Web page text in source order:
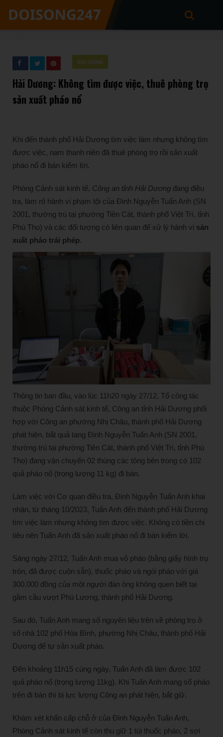
ĐỜI SỐNG
Hải Dương: Không tìm được việc, thuê phòng trọ
sản xuất pháo nổ
Khi đến thành phố Hải Dương tìm việc làm nhưng không tìm
được việc, nam thanh niên đã thuê phòng trọ rồi sản xuất
pháo nổ đi bán kiếm lời.
Phòng Cảnh sát kinh tế, Công an tỉnh Hải Dương đang điều
tra, làm rõ hành vi phạm tội của Đinh Nguyễn Tuấn Anh (SN
2001, thường trú tại phường Tiên Cát, thành phố Việt Trì, tỉnh
Phú Thọ) và các đối tượng có liên quan để xử lý hành vi sản
xuất pháo trái phép.
Thông tin ban đầu, vào lúc 11h20 ngày 27/12, Tổ công tác
thuộc Phòng Cảnh sát kinh tế, Công an tỉnh Hải Dương phối
hợp với Công an phường Nhị Châu, thành phố Hải Dương
phát hiện, bắt quả tang Đinh Nguyễn Tuấn Anh (SN 2001,
thường trú tại phường Tiên Cát, thành phố Việt Trì, tỉnh Phú
Thọ) đang vận chuyển 02 thùng các tông bên trong có 102
quả pháo nổ (trọng lượng 11 kg) đi bán.
Làm việc với Cơ quan điều tra, Đinh Nguyễn Tuấn Anh khai
nhận, từ tháng 10/2023, Tuấn Anh đến thành phố Hải Dương
tìm việc làm nhưng không tìm được việc. Không có tiền chi
tiêu nên Tuấn Anh đã sản xuất pháo nổ đi bán kiếm lời.
Sáng ngày 27/12, Tuấn Anh mua vỏ pháo (bằng giấy hình trụ
tròn, đã được cuộn sẵn), thuốc pháo và ngòi pháo với giá
300.000 đồng của một người đàn ông không quen biết tại
gầm cầu vượt Phú Lương, thành phố Hải Dương.
Sau đó, Tuấn Anh mang số nguyên liệu trên về phòng trọ ở
số nhà 102 phố Hòa Bình, phường Nhị Châu, thành phố Hải
Dương để tự sản xuất pháo.
Đến khoảng 11h15 cùng ngày, Tuấn Anh đã làm được 102
quả pháo nổ (trọng lượng 11kg). Khi Tuấn Anh mang số pháo
trên đi bán thì bị lực lượng Công an phát hiện, bắt giữ.
Khám xét khẩn cấp chỗ ở của Đinh Nguyễn Tuấn Anh,
Phòng Cảnh sát kinh tế còn thu giữ 1 túi thuốc pháo, 2 sợi